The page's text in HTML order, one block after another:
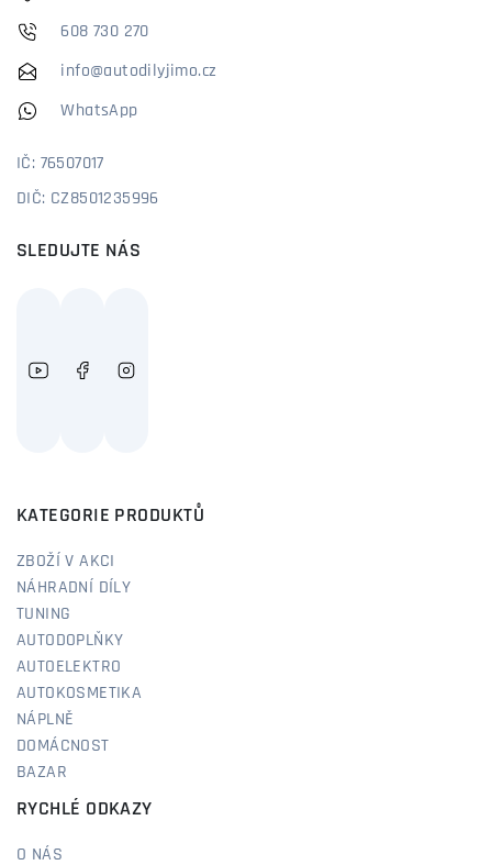
608 730 270
info@autodilyjimo.cz
WhatsApp
IČ: 76507017
DIČ: CZ8501235996
SLEDUJTE NÁS
KATEGORIE PRODUKTŮ
ZBOŽÍ V AKCI
NÁHRADNÍ DÍLY
TUNING
AUTODOPLŇKY
AUTOELEKTRO
AUTOKOSMETIKA
NÁPLNĚ
DOMÁCNOST
BAZAR
RYCHLÉ ODKAZY
O NÁS